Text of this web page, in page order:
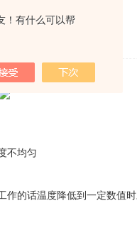
！有什么可以帮
该如何保养
浏览次数：1615
不均匀
的话温度降低到一定数值